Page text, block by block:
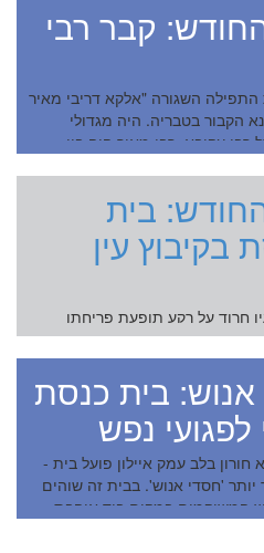
קבר רבי
השגורה "אלקא דריבי מאיר
הקבור בטבריה. היה מגדולי
רבי עקיבא. רבי מאיר היה בין
בית
בקיבוץ עין
חרוד על רקע תופעת פריחתו
ובמושבים בישראל
חברתי. החברה הקיבוצית ביקשה
בית כנסת
לפגועי נפש
חורון בלב עמק איילון פועל בית -
'חסדי אנוש'. בבית זה שוהים
המשוקמים במקום ביד אוהבת,